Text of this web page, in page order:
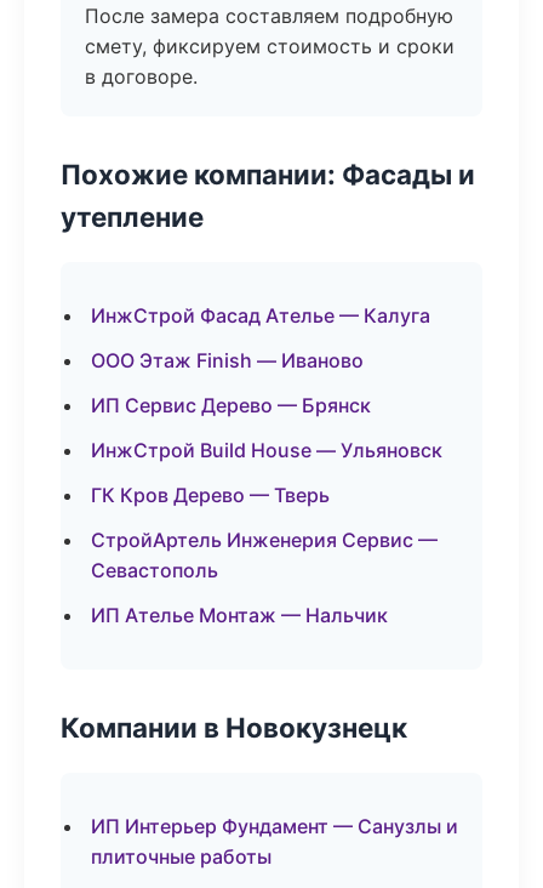
После замера составляем подробную
смету, фиксируем стоимость и сроки
в договоре.
Похожие компании: Фасады и
утепление
ИнжСтрой Фасад Ателье — Калуга
ООО Этаж Finish — Иваново
ИП Сервис Дерево — Брянск
ИнжСтрой Build House — Ульяновск
ГК Кров Дерево — Тверь
СтройАртель Инженерия Сервис —
Севастополь
ИП Ателье Монтаж — Нальчик
Компании в Новокузнецк
ИП Интерьер Фундамент — Санузлы и
плиточные работы